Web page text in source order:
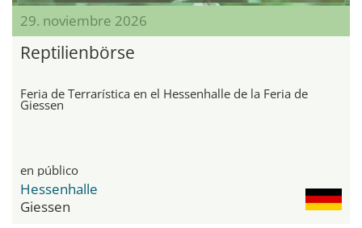
29. noviembre 2026
Reptilienbörse
Feria de Terrarística en el Hessenhalle de la Feria de
Giessen
en público
Hessenhalle
Giessen